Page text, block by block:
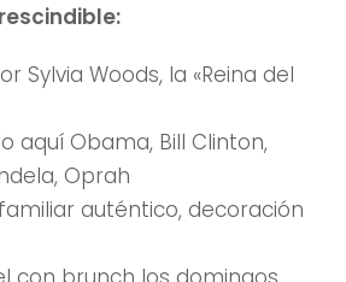
Sylvia Woods, la «Reina del
aquí Obama, Bill Clinton,
Oprah
auténtico, decoración